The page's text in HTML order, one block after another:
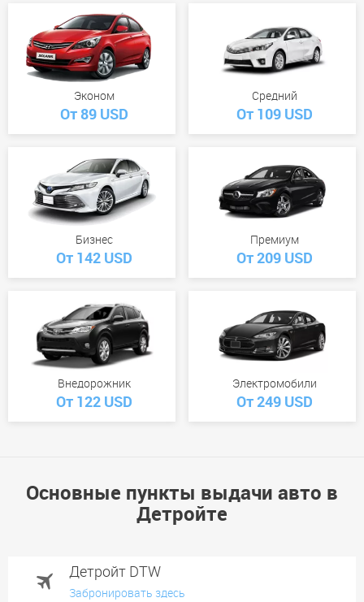
Эконом
От 89 USD
Средний
От 109 USD
Бизнес
От 142 USD
Премиум
От 209 USD
Внедорожник
От 122 USD
Электромобили
От 249 USD
Основные пункты выдачи авто в
Детройте
Детройт DTW
Забронировать здесь